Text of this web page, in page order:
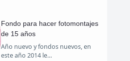
Fondo para hacer fotomontajes
de 15 años
Año nuevo y fondos nuevos, en
este año 2014 le…